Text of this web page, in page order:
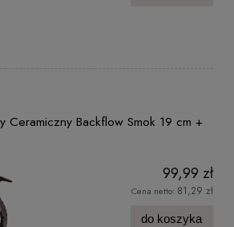
Ceramiczny Backflow Smok 19 cm +
99,99 zł
Cena netto: 81,29 zł
do koszyka